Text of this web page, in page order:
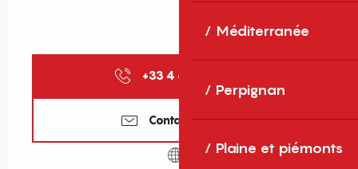
Méditerranée
Perpignan
Plaine et piémonts
+33 4 68 97 72
Contactez-nous